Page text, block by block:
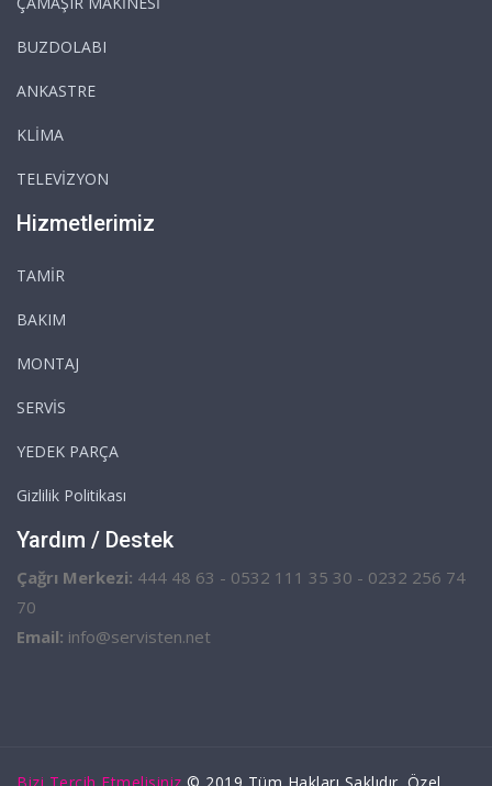
BUZDOLABI
ANKASTRE
KLİMA
TELEVİZYON
Hizmetlerimiz
TAMİR
BAKIM
MONTAJ
SERVİS
YEDEK PARÇA
Gizlilik Politikası
Yardım / Destek
Çağrı Merkezi: 444 48 63 - 0532 111 35 30 - 0232 256 74
70
Email: info@servisten.net
Bizi Tercih Etmelisiniz © 2019 Tüm Hakları Saklıdır. Özel